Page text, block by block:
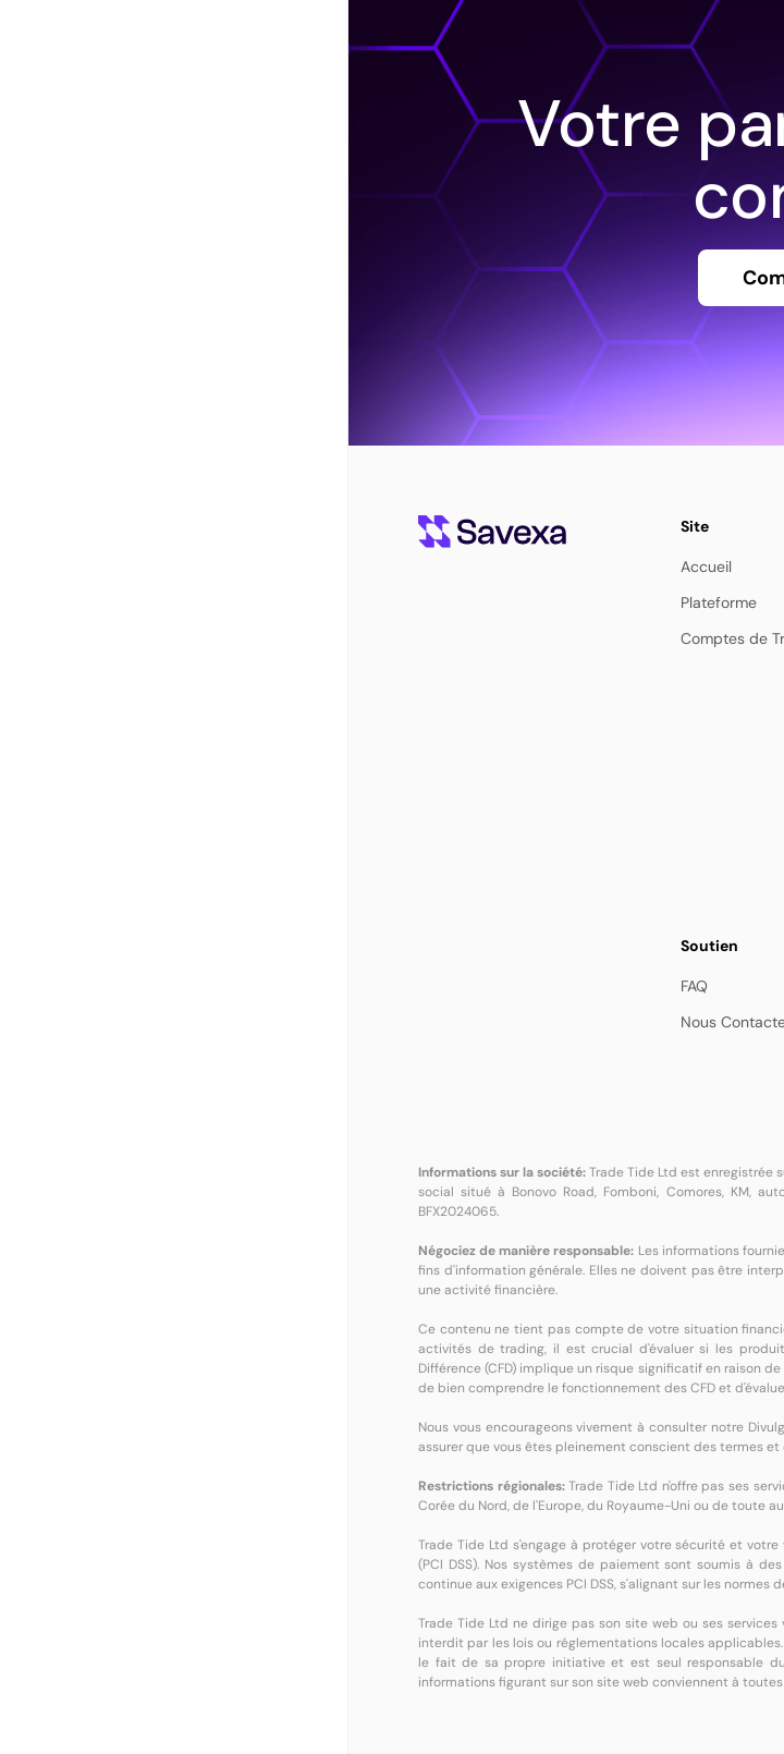
Votre
Site
Accueil
Plateforme
Comptes de
Soutien
FAQ
Nous
Informations sur la société:Trade Tide Ltd est enregistrée
social situé à Bonovo Road, Fomboni, Comores, KM,
BFX2024065.
Négociez de manière responsable: Les informations
fins d'information générale. Elles ne doivent pas être
une activité financière.
Ce contenu ne tient pas compte de votre situation
activités de trading, il est crucial d'évaluer si les
Différence (CFD) implique un risque significatif en raison
de bien comprendre le fonctionnement des CFD et
Nous vous encourageons vivement à consulter notre
assurer que vous êtes pleinement conscient des termes
Restrictions régionales:Trade Tide Ltd n'offre pas ses
Corée du Nord, de l'Europe, du Royaume-Uni ou de toute
Trade Tide Ltd s'engage à protéger votre sécurité et
(PCI DSS). Nos systèmes de paiement sont soumis à
continue aux exigences PCI DSS, s'alignant sur les
Trade Tide Ltd ne dirige pas son site web ou ses
interdit par les lois ou réglementations locales
le fait de sa propre initiative et est seul responsable
informations figurant sur son site web conviennent à